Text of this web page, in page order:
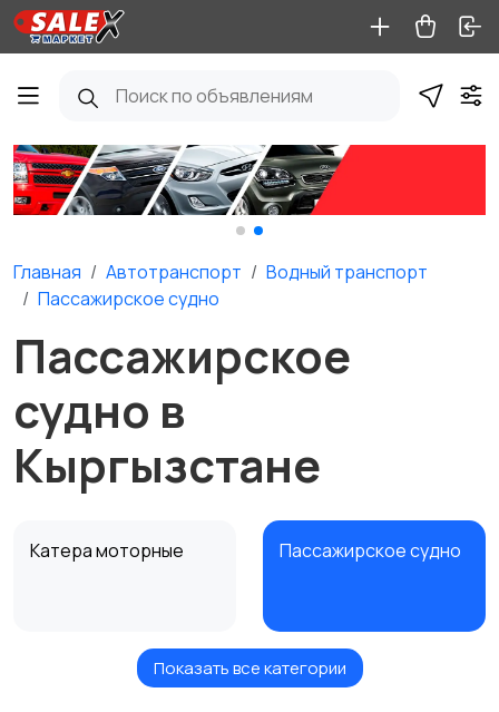
Главная Автотранспорт
Водный транспорт
Пассажирское судно
Пассажирское
судно в
Кыргызстане
Катера моторные Пассажирское судно
Моторная лодка
Показать все категории